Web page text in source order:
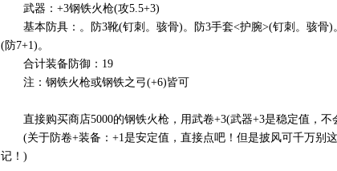
武器：+3钢铁火枪(攻5.5+3)
基本防具：。防3靴(钉刺。骇骨)。防3手套<护腕>(钉刺。骇骨)
(防7+1)。
合计装备防御：19
注：钢铁火枪或钢铁之弓(+6)皆可
直接购买商店5000的钢铁火枪，用武卷+3(武器+3是稳定值，不
(关于防卷+装备：+1是安定值，直接点吧！但是披风可千万别这
记！)